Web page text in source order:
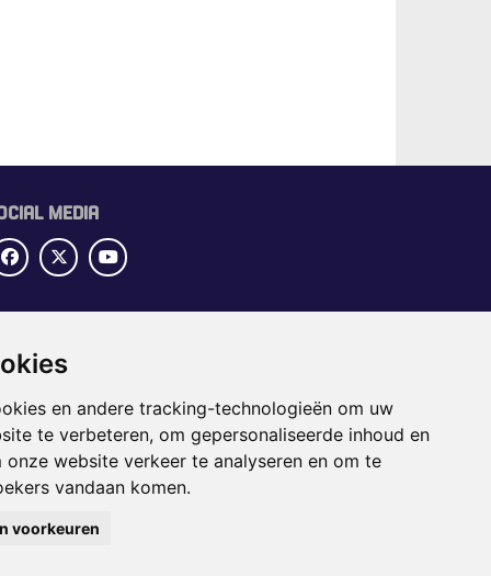
en andere tracking-technologieën om uw
te verbeteren, om gepersonaliseerde inhoud en
website verkeer te analyseren en om te
vandaan komen.
voorkeuren
MEDIA